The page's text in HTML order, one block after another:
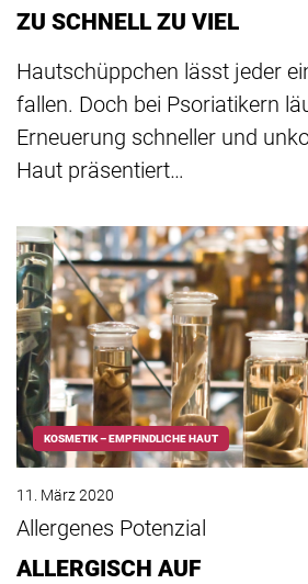
ZU SCHNELL ZU VIEL
Hautschüppchen lässt jeder
fallen. Doch bei Psoriatikern
Erneuerung schneller und
Haut präsentiert…
KOSMETIK – EMPFINDLICHE HAUT
11. März 2020
Allergenes Potenzial
ALLERGISCH AUF